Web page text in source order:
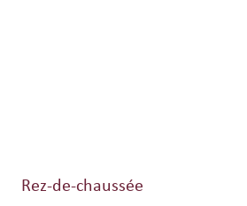
Rez-de-chaussée